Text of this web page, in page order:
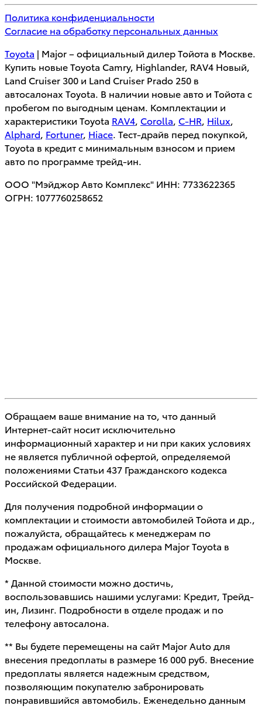
Политика конфиденциальности
Согласие на обработку персональных данных
Toyota | Major – официальный дилер Тойота в Москве.
Купить новые Toyota Camry, Highlander, RAV4 Новый,
Land Cruiser 300 и Land Cruiser Prado 250 в
автосалонах Toyota. В наличии новые авто и Тойота с
пробегом по выгодным ценам. Комплектации и
характеристики Toyota RAV4, Corolla, C-HR, Hilux,
Alphard, Fortuner, Hiace. Тест-драйв перед покупкой,
Toyota в кредит с минимальным взносом и прием
авто по программе трейд-ин.
ООО "Мэйджор Авто Комплекс" ИНН: 7733622365
ОГРН: 1077760258652
Обращаем ваше внимание на то, что данный
Интернет-сайт носит исключительно
информационный характер и ни при каких условиях
не является публичной офертой, определяемой
положениями Статьи 437 Гражданского кодекса
Российской Федерации.
Для получения подробной информации о
комплектации и стоимости автомобилей Тойота и др.,
пожалуйста, обращайтесь к менеджерам по
продажам официального дилера Major Toyota в
Москве.
* Данной стоимости можно достичь,
воспользовавшись нашими услугами: Кредит, Трейд-
ин, Лизинг. Подробности в отделе продаж и по
телефону автосалона.
** Вы будете перемещены на сайт Major Auto для
внесения предоплаты в размере 16 000 руб. Внесение
предоплаты является надежным средством,
позволяющим покупателю забронировать
понравившийся автомобиль. Еженедельно данным